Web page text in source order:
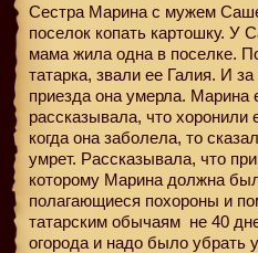
Сестра Марина с мужем
поселок копать картошку. У
мама жила одна в поселке.
татарка, звали ее Галия. И
приезда она умерла. Марина
рассказывала, что хоронили
когда она заболела, то
умрет. Рассказывала, что
которому Марина должна
полагающиеся похороны и
татарским обычаям не 40
огорода и надо было убрать